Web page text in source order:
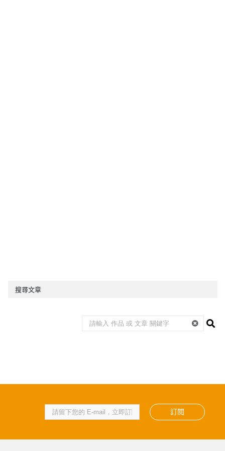
搜尋文章
訂閱